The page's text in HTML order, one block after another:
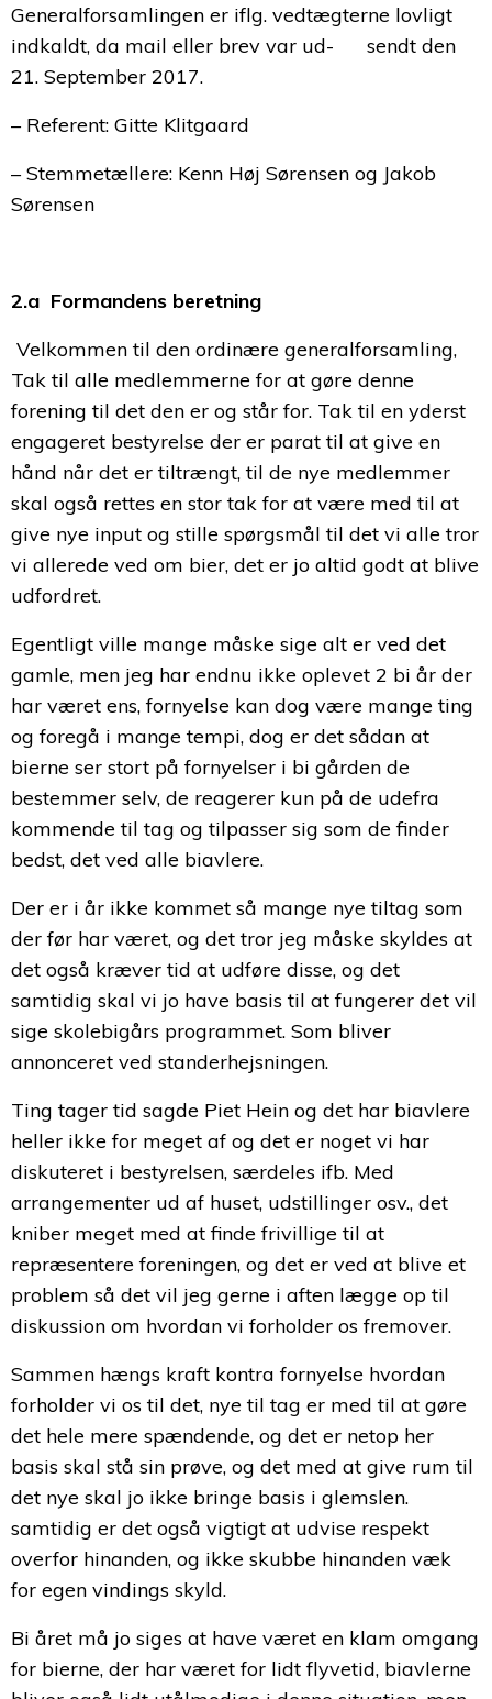
Generalforsamlingen er iflg. vedtægterne lovligt
indkaldt, da mail eller brev var ud- sendt den
21. September 2017.
– Referent: Gitte Klitgaard
– Stemmetællere: Kenn Høj Sørensen og Jakob
Sørensen
2.a Formandens beretning
Velkommen til den ordinære generalforsamling,
Tak til alle medlemmerne for at gøre denne
forening til det den er og står for. Tak til en yderst
engageret bestyrelse der er parat til at give en
hånd når det er tiltrængt, til de nye medlemmer
skal også rettes en stor tak for at være med til at
give nye input og stille spørgsmål til det vi alle tror
vi allerede ved om bier, det er jo altid godt at blive
udfordret.
Egentligt ville mange måske sige alt er ved det
gamle, men jeg har endnu ikke oplevet 2 bi år der
har været ens, fornyelse kan dog være mange ting
og foregå i mange tempi, dog er det sådan at
bierne ser stort på fornyelser i bi gården de
bestemmer selv, de reagerer kun på de udefra
kommende til tag og tilpasser sig som de finder
bedst, det ved alle biavlere.
Der er i år ikke kommet så mange nye tiltag som
der før har været, og det tror jeg måske skyldes at
det også kræver tid at udføre disse, og det
samtidig skal vi jo have basis til at fungerer det vil
sige skolebigårs programmet. Som bliver
annonceret ved standerhejsningen.
Ting tager tid sagde Piet Hein og det har biavlere
heller ikke for meget af og det er noget vi har
diskuteret i bestyrelsen, særdeles ifb. Med
arrangementer ud af huset, udstillinger osv., det
kniber meget med at finde frivillige til at
repræsentere foreningen, og det er ved at blive et
problem så det vil jeg gerne i aften lægge op til
diskussion om hvordan vi forholder os fremover.
Sammen hængs kraft kontra fornyelse hvordan
forholder vi os til det, nye til tag er med til at gøre
det hele mere spændende, og det er netop her
basis skal stå sin prøve, og det med at give rum til
det nye skal jo ikke bringe basis i glemslen.
samtidig er det også vigtigt at udvise respekt
overfor hinanden, og ikke skubbe hinanden væk
for egen vindings skyld.
Bi året må jo siges at have været en klam omgang
for bierne, der har været for lidt flyvetid, biavlerne